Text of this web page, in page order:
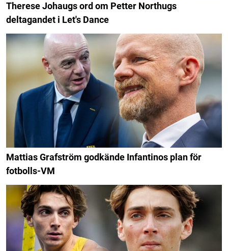
Therese Johaugs ord om Petter Northugs
deltagandet i Let's Dance
Mattias Grafström godkände Infantinos plan för
fotbolls-VM